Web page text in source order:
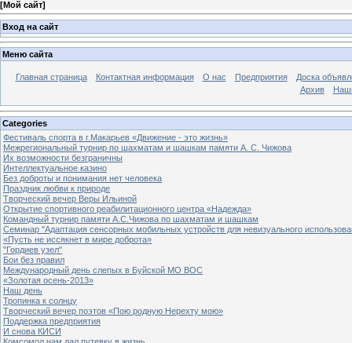
[Мой сайт]
Вход на сайт
Меню сайта
Главная страница Контактная информация О нас Предприятия
Доска
Архив
Categories
Фестиваль спорта в г.Макарьев «Движение - это жизнь»
Межрегиональный турнир по шахматам и шашкам памяти А. С. Чижова
Их возможности безграничны
Интеллектуальное казино
Без доброты и понимания нет человека
Праздник любви к природе
Творческий вечер Веры Ильиной
Открытие спортивного реабилитационного центра «Надежда»
Командный турнир памяти А.С.Чижова по шахматам и шашкам
Семинар "Адаптация сенсорных мобильных устройств для невизуального
«Пусть не иссякнет в мире доброта»
"Гордиев узел"
Бои без правил
Международный день слепых в Буйской МО ВОС
«Золотая осень-2013»
Наш день
Тропинка к солнцу
Творческий вечер поэтов «Пою родную Нерехту мою»
Поддержка предприятия
И снова КИСИ